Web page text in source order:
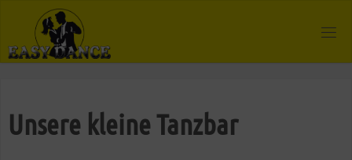
springen
Unsere kleine Tanzbar